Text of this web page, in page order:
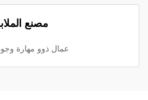
مصنع
عمال ذوو مهارة